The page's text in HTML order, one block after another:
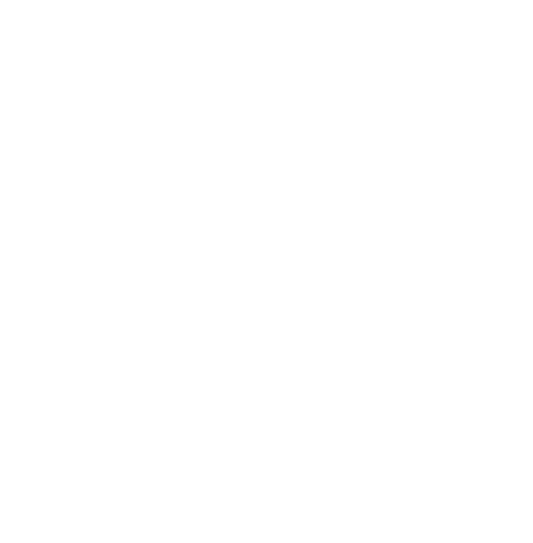
с помощью сочинительного союза и контекстного